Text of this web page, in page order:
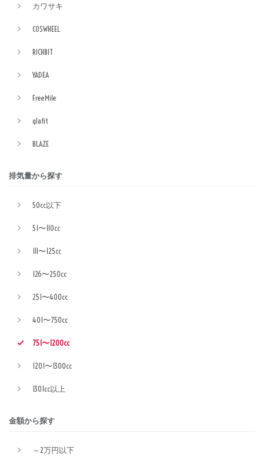
カワサキ
COSWHEEL
RICHBIT
YADEA
FreeMile
glafit
BLAZE
排気量から探す
50cc以下
51〜110cc
111〜125cc
126〜250cc
251〜400cc
401〜750cc
751〜1200cc
1201〜1300cc
1301cc以上
金額から探す
～2万円以下